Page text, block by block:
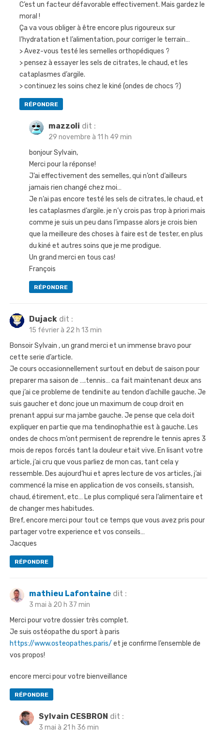
C’est un facteur défavorable effectivement. Mais gardez le
moral !
Ça va vous obliger à être encore plus rigoureux sur
l’hydratation et l’alimentation, pour corriger le terrain…
> Avez-vous testé les semelles orthopédiques ?
> pensez à essayer les sels de citrates, le chaud, et les
cataplasmes d’argile.
> continuez les soins chez le kiné (ondes de chocs ?)
RÉPONDRE
mazzoli dit :
29 novembre à 11 h 49 min
bonjour Sylvain,
Merci pour la réponse!
J’ai effectivement des semelles, qui n’ont d’ailleurs
jamais rien changé chez moi…
Je n’ai pas encore testé les sels de citrates, le chaud, et
les cataplasmes d’argile. je n’y crois pas trop à priori mais
comme je suis un peu dans l’impasse alors je crois bien
que la meilleure des choses à faire est de tester, en plus
du kiné et autres soins que je me prodigue.
Un grand merci en tous cas!
François
RÉPONDRE
Dujack dit :
15 février à 22 h 13 min
Bonsoir Sylvain , un grand merci et un immense bravo pour
cette serie d’article.
Je cours occasionnellement surtout en debut de saison pour
preparer ma saison de ….tennis… ca fait maintenant deux ans
que j’ai ce probleme de tendinite au tendon d’achille gauche. Je
suis gaucher et donc joue un maximum de coup droit en
prenant appui sur ma jambe gauche. Je pense que cela doit
expliquer en partie que ma tendinophathie est à gauche. Les
ondes de chocs m’ont permisent de reprendre le tennis apres 3
mois de repos forcés tant la douleur etait vive. En lisant votre
article, j’ai cru que vous parliez de mon cas, tant cela y
ressemble. Des aujourd’hui et apres lecture de vos articles, j’ai
commencé la mise en application de vos conseils, stansish,
chaud, étirement, etc… Le plus compliqué sera l’alimentaire et
de changer mes habitudes.
Bref, encore merci pour tout ce temps que vous avez pris pour
partager votre experience et vos conseils…
Jacques
RÉPONDRE
mathieu Lafontaine dit :
3 mai à 20 h 37 min
Merci pour votre dossier très complet.
Je suis ostéopathe du sport à paris
https://www.osteopathes.paris/ et je confirme l’ensemble de
vos propos!
encore merci pour votre bienveillance
RÉPONDRE
Sylvain CESBRON dit :
3 mai à 21 h 36 min